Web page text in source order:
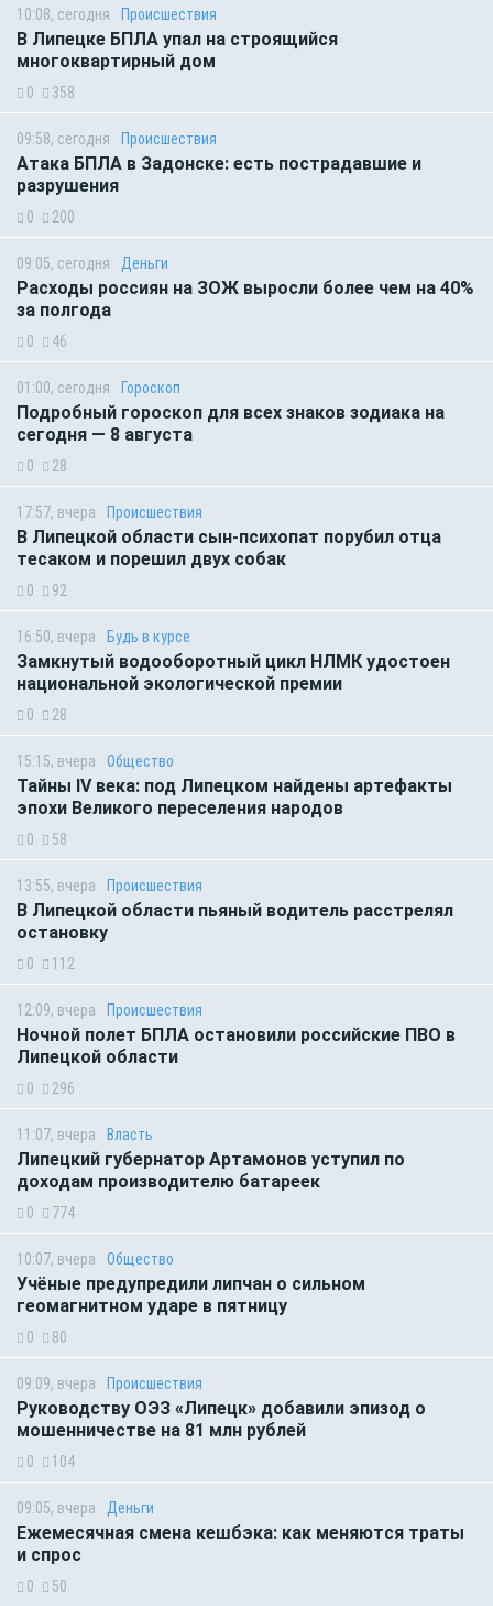
10:08, сегодня Происшествия
В Липецке БПЛА упал на строящийся
многоквартирный дом
0 358
09:58, сегодня Происшествия
Атака БПЛА в Задонске: есть пострадавшие и
разрушения
0 200
09:05, сегодня Деньги
Расходы россиян на ЗОЖ выросли более чем на 40%
за полгода
0 46
01:00, сегодня Гороскоп
Подробный гороскоп для всех знаков зодиака на
сегодня — 8 августа
0 28
17:57, вчера Происшествия
В Липецкой области сын-психопат порубил отца
тесаком и порешил двух собак
0 92
16:50, вчера Будь в курсе
Замкнутый водооборотный цикл НЛМК удостоен
национальной экологической премии
0 28
15:15, вчера Общество
Тайны IV века: под Липецком найдены артефакты
эпохи Великого переселения народов
0 58
13:55, вчера Происшествия
В Липецкой области пьяный водитель расстрелял
остановку
0 112
12:09, вчера Происшествия
Ночной полет БПЛА остановили российские ПВО в
Липецкой области
0 296
11:07, вчера Власть
Липецкий губернатор Артамонов уступил по
доходам производителю батареек
0 774
10:07, вчера Общество
Учёные предупредили липчан о сильном
геомагнитном ударе в пятницу
0 80
09:09, вчера Происшествия
Руководству ОЭЗ «Липецк» добавили эпизод о
мошенничестве на 81 млн рублей
0 104
09:05, вчера Деньги
Ежемесячная смена кешбэка: как меняются траты
и спрос
0 50